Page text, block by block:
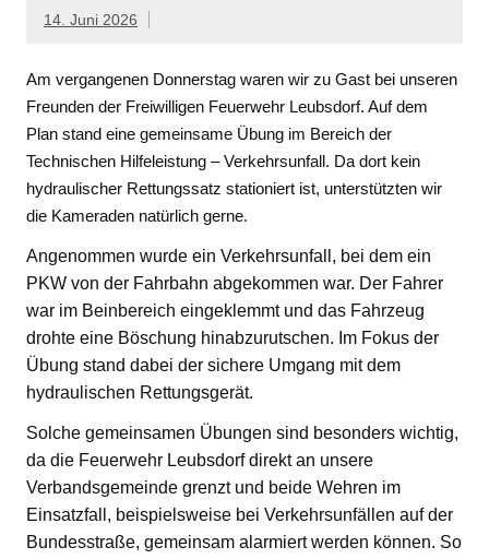
14. Juni 2026
Am vergangenen Donnerstag waren wir zu Gast bei unseren
Freunden der Freiwilligen Feuerwehr Leubsdorf. Auf dem
Plan stand eine gemeinsame Übung im Bereich der
Technischen Hilfeleistung – Verkehrsunfall. Da dort kein
hydraulischer Rettungssatz stationiert ist, unterstützten wir
die Kameraden natürlich gerne.
Angenommen wurde ein Verkehrsunfall, bei dem ein
PKW von der Fahrbahn abgekommen war. Der Fahrer
war im Beinbereich eingeklemmt und das Fahrzeug
drohte eine Böschung hinabzurutschen. Im Fokus der
Übung stand dabei der sichere Umgang mit dem
hydraulischen Rettungsgerät.
Solche gemeinsamen Übungen sind besonders wichtig,
da die Feuerwehr Leubsdorf direkt an unsere
Verbandsgemeinde grenzt und beide Wehren im
Einsatzfall, beispielsweise bei Verkehrsunfällen auf der
Bundesstraße, gemeinsam alarmiert werden können. So